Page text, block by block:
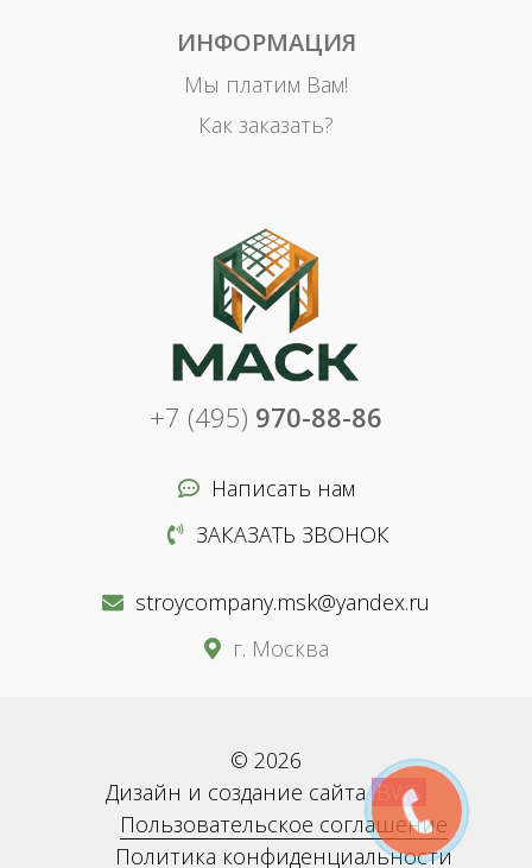
ИНФОРМАЦИЯ
Мы платим Вам!
Как заказать?
+7 (495) 970-88-86
Написать нам
ЗАКАЗАТЬ ЗВОНОК
stroycompany.msk@yandex.ru
г. Москва
© 2026
Дизайн и создание сайтаBWS
Пользовательское соглашение
Политика конфиденциальности